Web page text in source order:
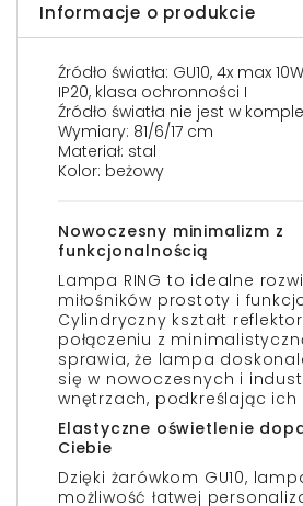
Informacje o produkcie
Źródło światła: GU10, 4x max
IP20, klasa ochronności I
Źródło światła nie jest w
Wymiary: 81/6/17 cm
Materiał: stal
Kolor: beżowy
Nowoczesny minimalizm z
funkcjonalnością
Lampa RING to idealne
miłośników prostoty i
Cylindryczny kształt
połączeniu z
sprawia, że lampa
się w nowoczesnych i
wnętrzach, podkreślając ich
Elastyczne oświetlenie
Ciebie
Dzięki żarówkom GU10,
możliwość łatwej